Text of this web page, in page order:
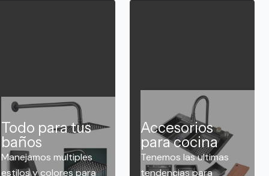
Todo para tus
baños
Manejamos multiples
estilos y colores para
Accesorios
para cocina
Tenemos las ultimas
tendencias para